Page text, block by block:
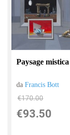
Paysage mistica
daFrancis Bott
€170.00
€93.50